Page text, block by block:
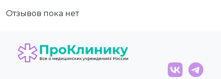
Отзывов пока нет